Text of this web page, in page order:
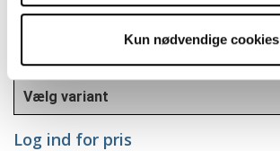
Kun nødvendige cookies
100 stk.
Variant
Log ind for pris